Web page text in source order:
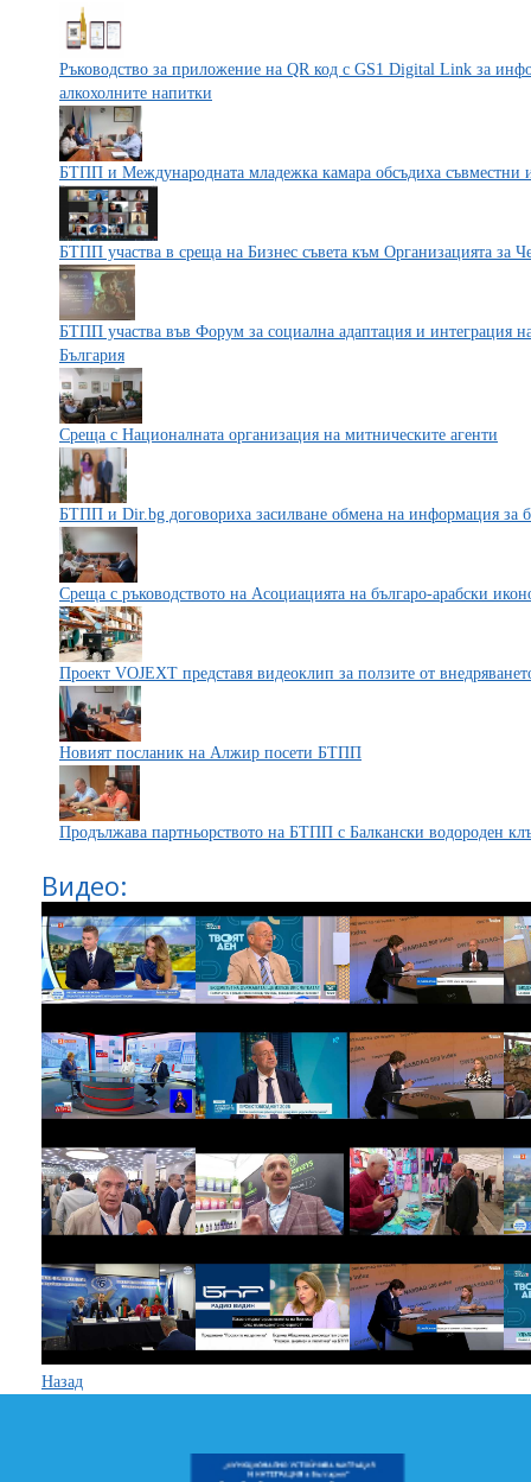
Ръководство за приложение на QR код с GS1 Digital Link за
алкохолните напитки
БТПП и Международната младежка камара обсъдиха съвместни
БТПП участва в среща на Бизнес съвета към Организацията за
БТПП участва във Форум за социална адаптация и интеграция
България
Среща с Националната организация на митническите агенти
БТПП и Dir.bg договориха засилване обмена на информация за
Среща с ръководството на Асоциацията на българо-арабски
Проект VOJEXT представя видеоклип за ползите от
Новият посланик на Алжир посети БТПП
Продължава партньорството на БТПП с Балкански водороден
Видео:
Назад